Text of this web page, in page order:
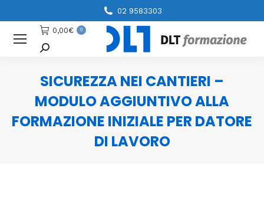
02 9583303
0,00€ 0
Cerca
SICUREZZA NEI CANTIERI –
MODULO AGGIUNTIVO ALLA
FORMAZIONE INIZIALE PER DATORE
DI LAVORO